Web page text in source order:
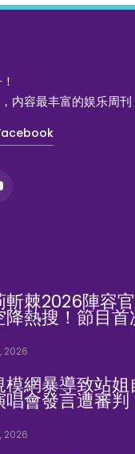
内容最丰富的娱乐周刊
斬棘2026陣容
降熱搜！節目
2026
模網暴導致站
唱會發言遭審
2026